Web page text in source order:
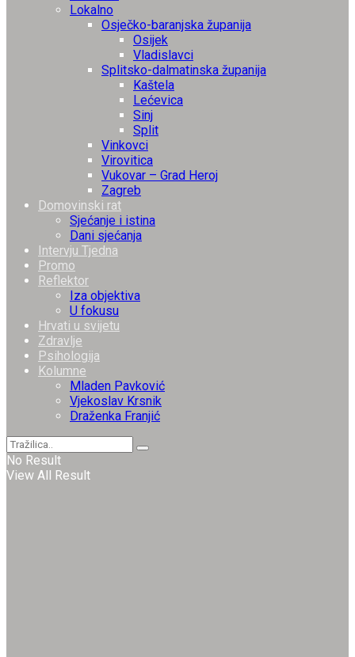
Lokalno
Osječko-baranjska županija
Osijek
Vladislavci
Splitsko-dalmatinska županija
Kaštela
Lećevica
Sinj
Split
Vinkovci
Virovitica
Vukovar – Grad Heroj
Zagreb
Domovinski rat
Sjećanje i istina
Dani sjećanja
Intervju Tjedna
Promo
Reflektor
Iza objektiva
U fokusu
Hrvati u svijetu
Zdravlje
Psihologija
Kolumne
Mladen Pavković
Vjekoslav Krsnik
Draženka Franjić
No Result
View All Result